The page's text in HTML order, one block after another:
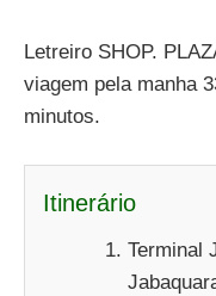
Letreiro SHOP.
viagem pela manha
minutos.
Itinerário
Terminal